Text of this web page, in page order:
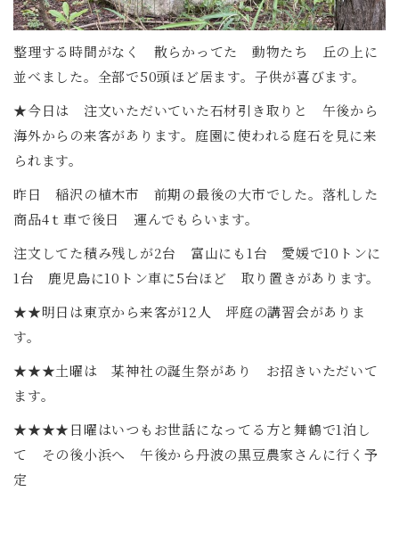
整理する時間がなく 散らかってた 動物たち 丘の上に
並べました。全部で50頭ほど居ます。子供が喜びます。
★今日は 注文いただいていた石材引き取りと 午後から
海外からの来客があります。庭園に使われる庭石を見に来
られます。
昨日 稲沢の植木市 前期の最後の大市でした。落札した
商品4ｔ車で後日 運んでもらいます。
注文してた積み残しが2台 富山にも1台 愛媛で10トンに
1台 鹿児島に10トン車に5台ほど 取り置きがあります。
★★明日は東京から来客が12人 坪庭の講習会がありま
す。
★★★土曜は 某神社の誕生祭があり お招きいただいて
ます。
★★★★日曜はいつもお世話になってる方と舞鶴で1泊し
て その後小浜へ 午後から丹波の黒豆農家さんに行く予
定